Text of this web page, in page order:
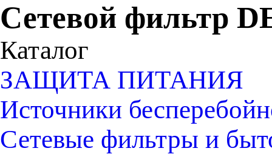
Сетевой фильтр
Каталог
ЗАЩИТА ПИТАНИЯ
Источники
Сетевые фильтры и